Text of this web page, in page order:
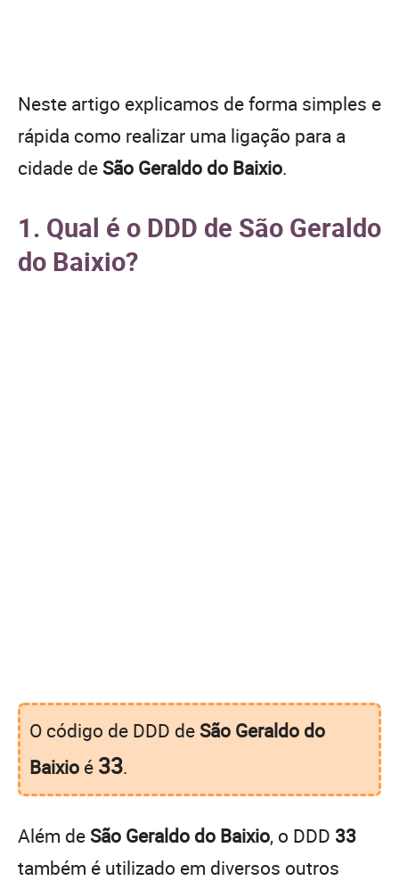
Neste artigo explicamos de forma simples e
rápida como realizar uma ligação para a
cidade de São Geraldo do Baixio.
1. Qual é o DDD de São Geraldo
do Baixio?
O código de DDD de São Geraldo do
Baixio é 33.
Além de São Geraldo do Baixio, o DDD 33
também é utilizado em diversos outros